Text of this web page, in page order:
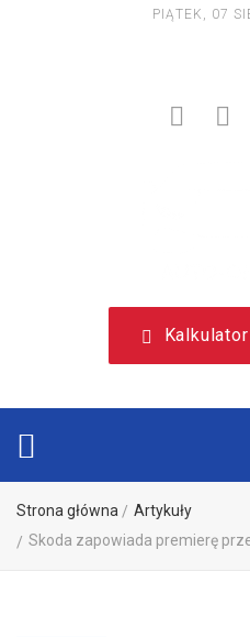
PIĄTEK, 07
Strona główna
Artykuły
Skoda zapowiada premierę